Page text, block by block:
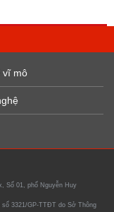
vĩ mô
Số 01, phố Nguyễn Huy
3321/GP-TTĐT do Sở Thông